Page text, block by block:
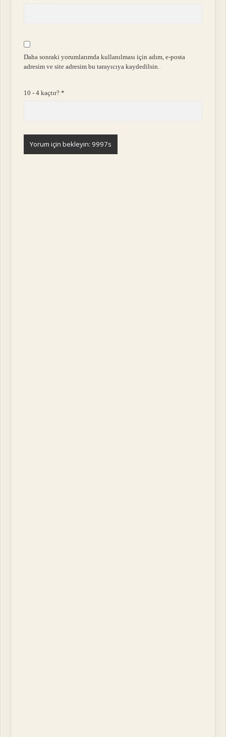
Daha sonraki yorumlarımda kullanılması için adım, e-posta
adresim ve site adresim bu tarayıcıya kaydedilsin.
10 - 4 kaçtır?*